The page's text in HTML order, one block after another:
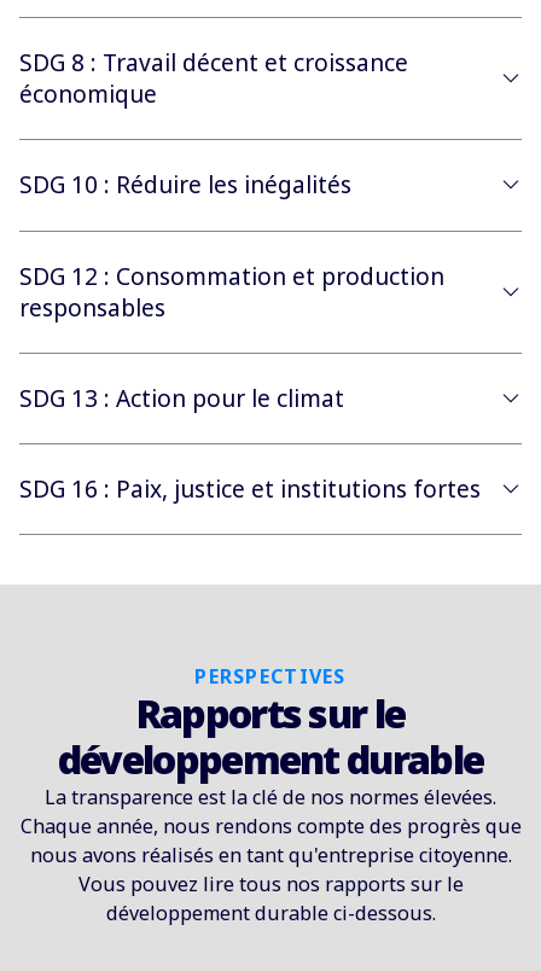
SDG 8 : Travail décent et croissance
économique
SDG 10 : Réduire les inégalités
SDG 12 : Consommation et production
responsables
SDG 13 : Action pour le climat
SDG 16 : Paix, justice et institutions fortes
PERSPECTIVES
Rapports sur le
développement durable
La transparence est la clé de nos normes élevées.
Chaque année, nous rendons compte des progrès que
nous avons réalisés en tant qu'entreprise citoyenne.
Vous pouvez lire tous nos rapports sur le
développement durable ci-dessous.